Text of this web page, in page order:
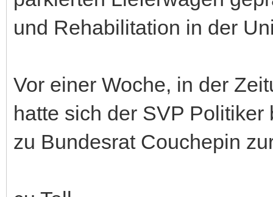
und Rehabilitation in der
Vor einer Woche, in der
hatte sich der SVP
zu Bundesrat Couchepin